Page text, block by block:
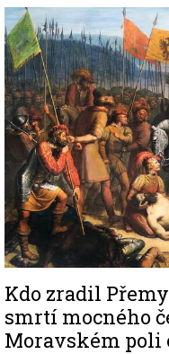
Image
Kdo zradil
smrtí mocného
Moravském poli